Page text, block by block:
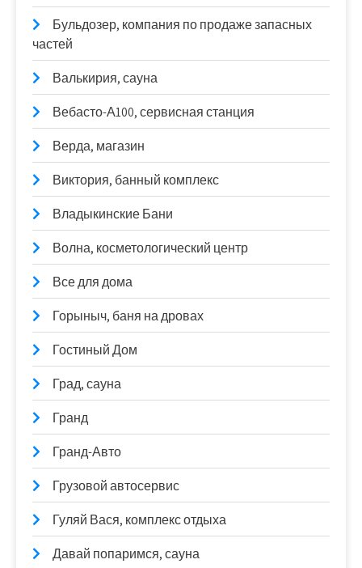
Бульдозер, компания по продаже запасных
частей
Валькирия, сауна
Вебасто-А100, сервисная станция
Верда, магазин
Виктория, банный комплекс
Владыкинские Бани
Волна, косметологический центр
Все для дома
Горыныч, баня на дровах
Гостиный Дом
Град, сауна
Гранд
Гранд-Авто
Грузовой автосервис
Гуляй Вася, комплекс отдыха
Давай попаримся, сауна